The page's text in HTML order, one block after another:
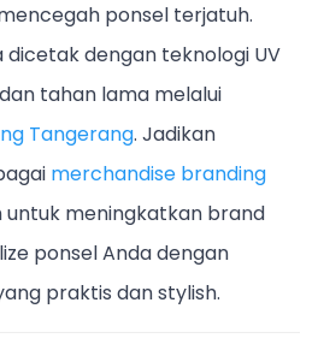
ponsel terjatuh.
dicetak dengan teknologi UV
tahan lama melalui
Tangerang. Jadikan
merchandise branding
untuk meningkatkan brand
ponsel Anda dengan
praktis dan stylish.